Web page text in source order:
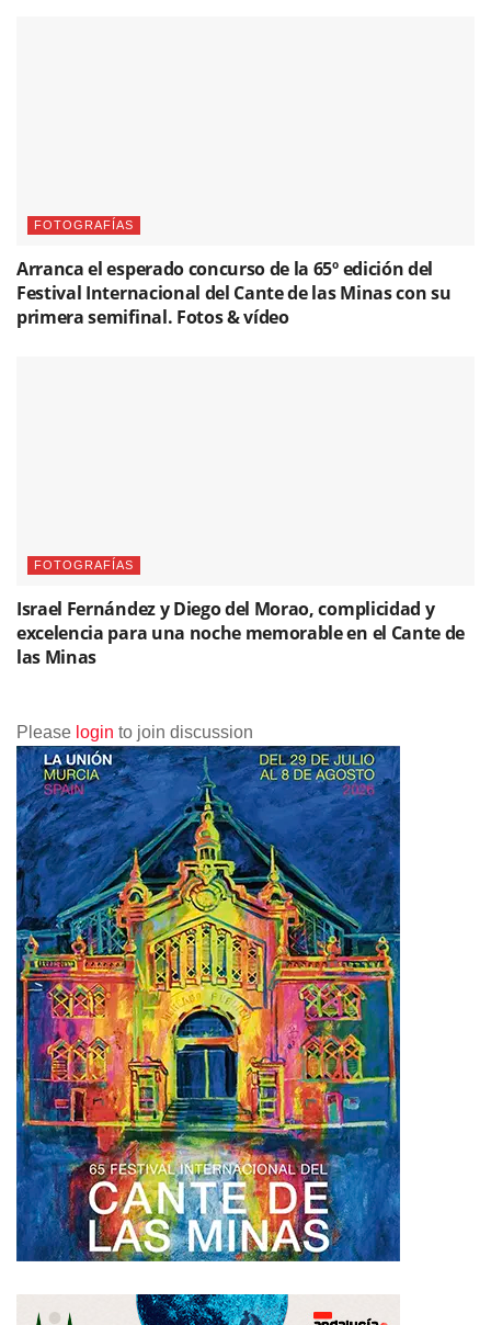
FOTOGRAFÍAS
Arranca el esperado concurso de la 65º edición del
Festival Internacional del Cante de las Minas con su
primera semifinal. Fotos & vídeo
FOTOGRAFÍAS
Israel Fernández y Diego del Morao, complicidad y
excelencia para una noche memorable en el Cante de
las Minas
Please login to join discussion